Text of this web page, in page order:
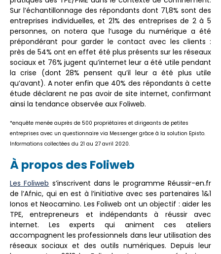
Sur l’échantillonnage des répondants dont 71,8% sont des
entreprises individuelles, et 21% des entreprises de 2 à 5
personnes, on notera que l’usage du numérique a été
prépondérant pour garder le contact avec les clients :
près de 54% ont en effet été plus présents sur les réseaux
sociaux et 76% jugent qu’internet leur a été utile pendant
la crise (dont 28% pensent qu’il leur a été plus utile
qu’avant). A noter enfin que 40% des répondants à cette
étude déclarent ne pas avoir de site internet, confirmant
ainsi la tendance observée aux Foliweb.
*enquête menée auprès de 500 propriétaires et dirigeants de petites
entreprises avec un questionnaire via Messenger grâce à la solution Episto.
Informations collectées du 21 au 27 avril 2020.
À propos des Foliweb
Les Foliweb s’inscrivent dans le programme Réussir-en.fr
de l’Afnic, qui en est à l’initiative avec ses partenaires 1&1
Ionos et Neocamino. Les Foliweb ont un objectif : aider les
TPE, entrepreneurs et indépendants à réussir avec
internet. Les experts qui animent ces ateliers
accompagnent les professionnels dans leur utilisation des
réseaux sociaux et des outils numériques. Depuis leur